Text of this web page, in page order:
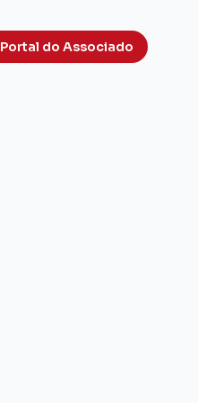
Portal do Associado